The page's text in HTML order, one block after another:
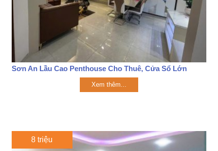
Sơn An Lầu Cao Penthouse Cho Thuê, Cửa Sổ Lớn
Xem thêm...
8 triệu